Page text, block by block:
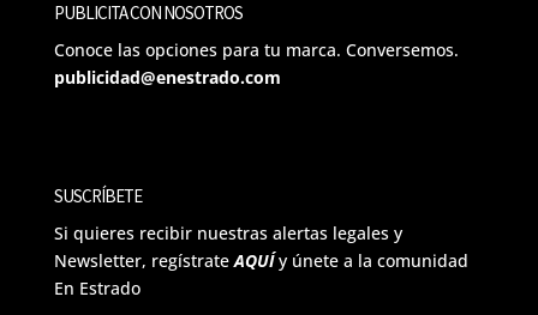
PUBLICITA CON NOSOTROS
Conoce las opciones para tu marca. Conversemos.
publicidad@enestrado.com
SUSCRÍBETE
Si quieres recibir nuestras alertas legales y
Newsletter, regístrateAQUÍ y únete a la comunidad
En Estrado